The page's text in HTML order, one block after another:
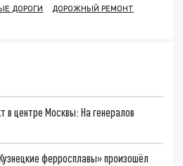
ДОРОГИ
ДОРОЖНЫЙ РЕМОНТ
в центре Москвы: На генералов
ферросплавы» произошёл